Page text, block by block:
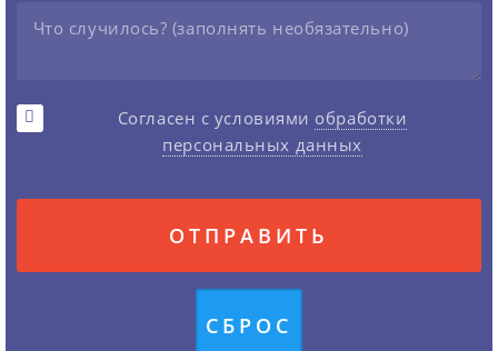
Согласен с условиями обработки
персональных данных